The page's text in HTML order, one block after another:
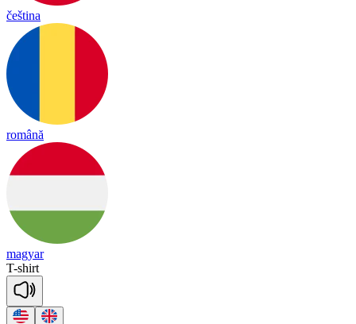
čeština
română
magyar
T-shirt